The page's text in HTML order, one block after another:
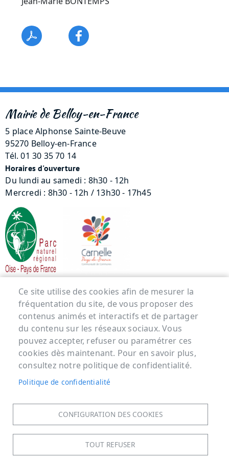
Mairie de Belloy-en-France
5 place Alphonse Sainte-Beuve
95270 Belloy-en-France
Tél. 01 30 35 70 14
Horaires d'ouverture
Du lundi au samedi : 8h30 - 12h
Mercredi : 8h30 - 12h / 13h30 - 17h45
Menu Pied de page
ACCUEIL
MENTIONS LÉGALES
DONNÉES PERSONNELLES
ACCESSIBILITÉ : NON CONFORME
COOKIES
CONTACT
Ce site utilise des cookies afin de mesurer la
fréquentation du site, de vous proposer des
contenus animés et interactifs et de partager
du contenu sur les réseaux sociaux. Vous
pouvez accepter, refuser ou paramétrer ces
cookies dès maintenant. Pour en savoir plus,
consultez notre politique de confidentialité.
Politique de confidentialité
CONFIGURATION DES COOKIES
TOUT REFUSER